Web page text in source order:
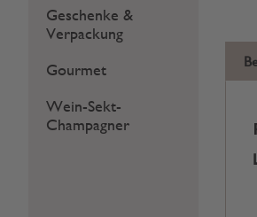
Geschenke &
Verpackung
Gourmet
Wein-Sekt-
Champagner